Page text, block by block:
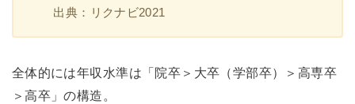
出典：リクナビ2021
全体的には年収水準は「院卒＞大卒（学部卒）＞高専卒
＞高卒」の構造。